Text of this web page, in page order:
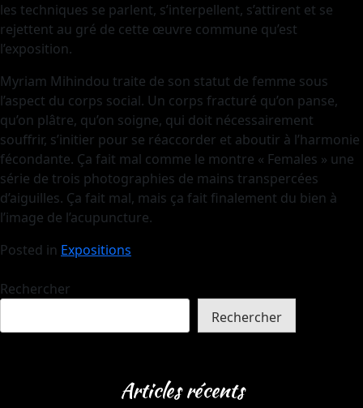
les techniques se parlent, s’interpellent, s’attirent et se
rejettent au gré de cette œuvre commune qu’est
l’exposition.
Myriam Mihindou traite de son statut de femme sous
l’aspect du corps social. Un corps fracturé qu’on panse,
qu’on plâtre, qu’on soigne, qui doit nécessairement
souffrir, s’initier pour se réaccorder et aboutir à l’harmonie
fécondante. Ça fait mal comme le montre « Females » une
série de trois photographies de mains transpercées
d’aiguilles. Ça fait mal, mais ça fait finalement du bien à
l’image de l’acupuncture.
Posted in Expositions
Rechercher
Rechercher
Articles récents